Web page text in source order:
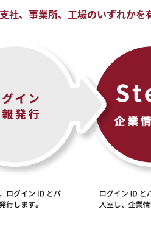
社、事業所、工場のいずれかを